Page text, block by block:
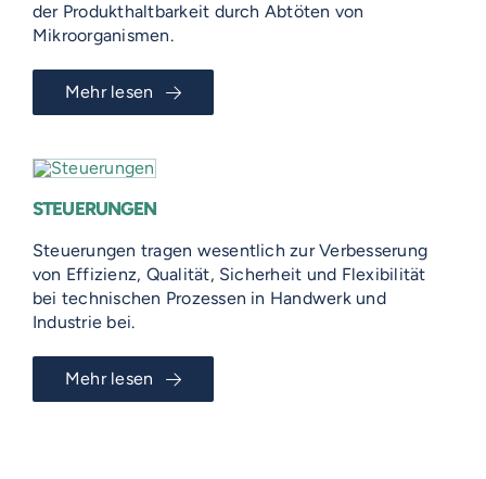
der Produkthaltbarkeit durch Abtöten von
Mikroorganismen.
Mehr lesen
STEUERUNGEN
Steuerungen tragen wesentlich zur Verbesserung
von Effizienz, Qualität, Sicherheit und Flexibilität
bei technischen Prozessen in Handwerk und
Industrie bei.
Mehr lesen